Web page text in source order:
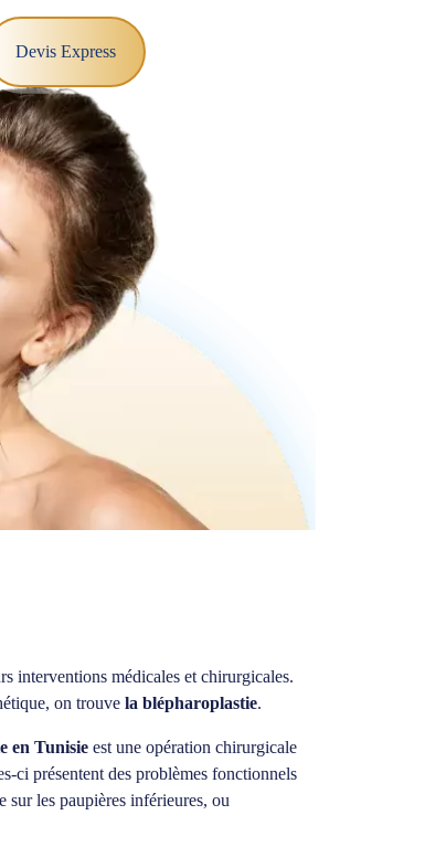
Devis Express
interventions médicales et chirurgicales.
on trouve la blépharoplastie.
en Tunisieest une opération chirurgicale
ci présentent des problèmes fonctionnels
sur les paupières inférieures, ou